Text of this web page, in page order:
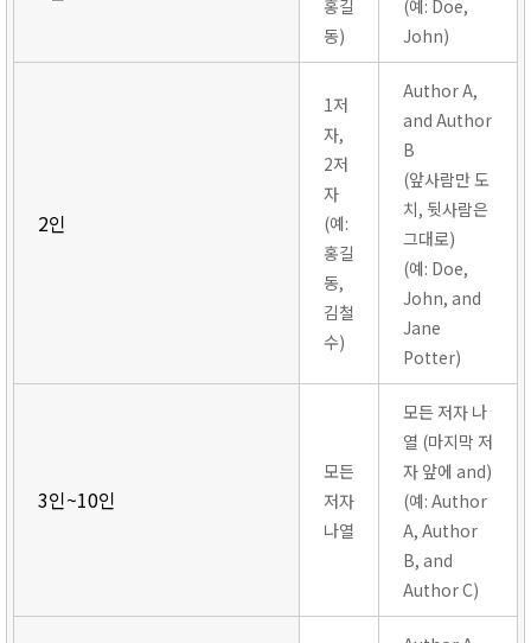
홍길
동)
(예: Doe,
John)
2인
1저
자,
2저
자
(예:
홍길
동,
김철
수)
Author A,
and Author
B
(앞사람만 도
치, 뒷사람은
그대로)
(예: Doe,
John, and
Jane
Potter)
3인~10인
모든
저자
나열
모든 저자 나
열 (마지막 저
자 앞에 and)
(예: Author
A, Author
B, and
Author C)